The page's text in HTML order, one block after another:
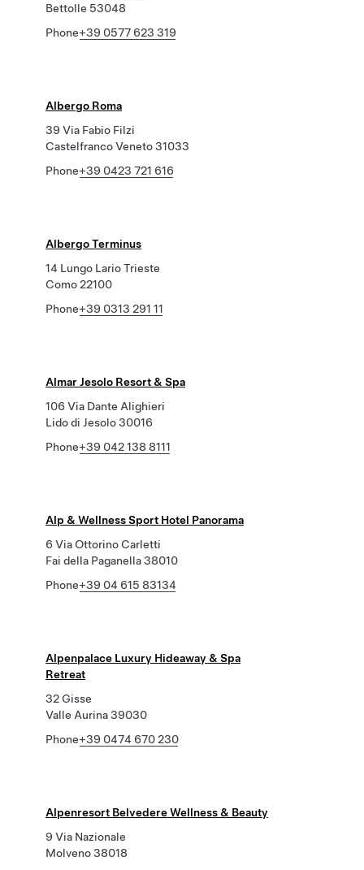
Bettolle 53048
Phone+39 0577 623 319
Albergo Roma
39 Via Fabio Filzi
Castelfranco Veneto 31033
Phone+39 0423 721 616
Albergo Terminus
14 Lungo Lario Trieste
Como 22100
Phone+39 0313 291 11
Almar Jesolo Resort & Spa
106 Via Dante Alighieri
Lido di Jesolo 30016
Phone+39 042 138 8111
Alp & Wellness Sport Hotel Panorama
6 Via Ottorino Carletti
Fai della Paganella 38010
Phone+39 04 615 83134
Alpenpalace Luxury Hideaway & Spa
Retreat
32 Gisse
Valle Aurina 39030
Phone+39 0474 670 230
Alpenresort Belvedere Wellness & Beauty
9 Via Nazionale
Molveno 38018